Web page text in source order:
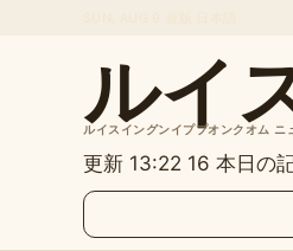
ルイ
ルイスイングンイププオンクオム ニ
更新 13:22 16 本日の